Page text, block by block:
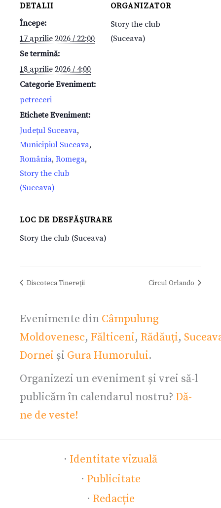
DETALII
Începe:
17 aprilie 2026 / 22:00
Se termină:
18 aprilie 2026 / 4:00
Categorie Eveniment:
petreceri
Etichete Eveniment:
Județul Suceava,
Municipiul Suceava,
România, Romega,
Story the club
(Suceava)
ORGANIZATOR
Story the club
(Suceava)
LOC DE DESFĂȘURARE
Story the club (Suceava)
Discoteca Tinereții Circul Orlando
Evenimente din Câmpulung
Moldovenesc, Fălticeni, Rădăuți,
Dornei și Gura Humorului.
Organizezi un eveniment și vrei să-l
publicăm în calendarul nostru? Dă-
ne de veste!
· Identitate vizuală
· Publicitate
· Redacție